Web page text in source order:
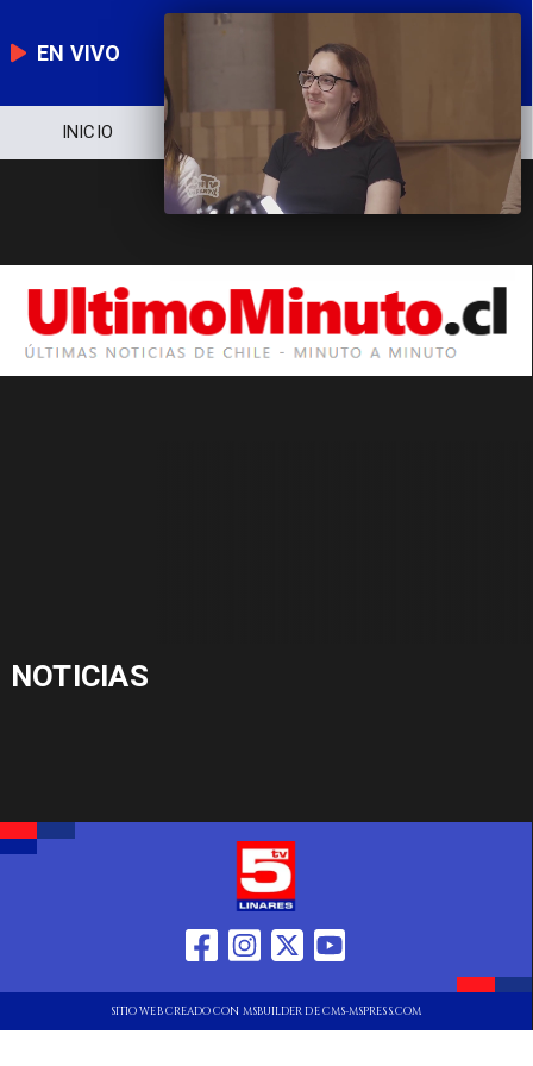
EN VIVO
INICIO NOTICIERO
NOTICIAS
SITIO WEB CREADO CON MSBUILDER DE CMS-MSPRESS.COM